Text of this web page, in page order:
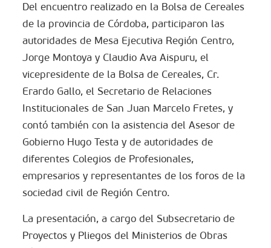
Del encuentro realizado en la Bolsa de Cereales
de la provincia de Córdoba, participaron las
autoridades de Mesa Ejecutiva Región Centro,
Jorge Montoya y Claudio Ava Aispuru, el
vicepresidente de la Bolsa de Cereales, Cr.
Erardo Gallo, el Secretario de Relaciones
Institucionales de San Juan Marcelo Fretes, y
contó también con la asistencia del Asesor de
Gobierno Hugo Testa y de autoridades de
diferentes Colegios de Profesionales,
empresarios y representantes de los foros de la
sociedad civil de Región Centro.
La presentación, a cargo del Subsecretario de
Proyectos y Pliegos del Ministerios de Obras